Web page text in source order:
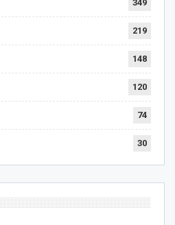
349
219
148
120
74
30